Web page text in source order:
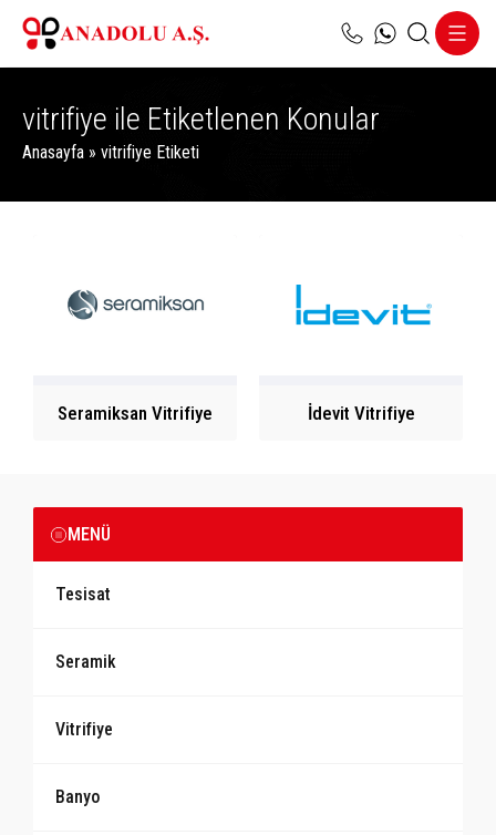
vitrifiye ile Etiketlenen Konular
Anasayfa » vitrifiye Etiketi
Seramiksan Vitrifiye İdevit Vitrifiye
MENÜ
Tesisat
Seramik
Vitrifiye
Banyo